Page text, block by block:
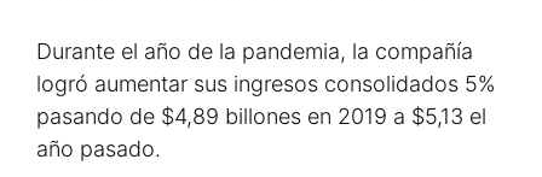
Durante el año de la pandemia, la compañía
logró aumentar sus ingresos consolidados 5%
pasando de $4,89 billones en 2019 a $5,13 el
año pasado.